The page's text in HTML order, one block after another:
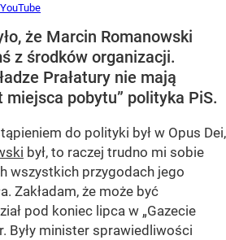
YouTube
że Marcin Romanowski
z środków organizacji.
Prałatury nie mają
pobytu” polityka PiS.
do polityki był w Opus Dei,
był, to raczej trudno mi sobie
wszystkich przygodach jego
Zakładam, że może być
pod koniec lipca w „Gazecie
Były minister sprawiedliwości